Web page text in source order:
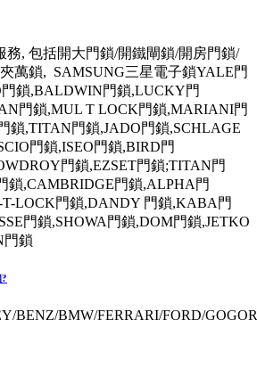
務, 包括開大門鎖/開鐵閘鎖/開房門鎖/
萬鎖, SAMSUNG三星電子鎖YALE門
鎖,BALDWIN門鎖,LUCKY門
門鎖,MUL T LOCK門鎖,MARIANI門
鎖,TITAN門鎖,JADO門鎖,SCHLAGE
門鎖,ISEO門鎖,BIRD門
門鎖,EZSET門鎖;TITAN門
鎖,CAMBRIDGE門鎖,ALPHA門
T-LOCK門鎖,DANDY 門鎖,KABA門
門鎖,SHOWA門鎖,DOM門鎖,JETKO
門鎖
BENZ/BMW/FERRARI/FORD/